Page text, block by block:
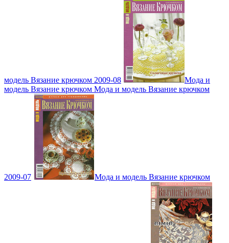
модель Вязание крючком 2009-08
Мода и
модель Вязание крючком Мода и модель Вязание крючком
2009-07 Мода и модель Вязание крючком